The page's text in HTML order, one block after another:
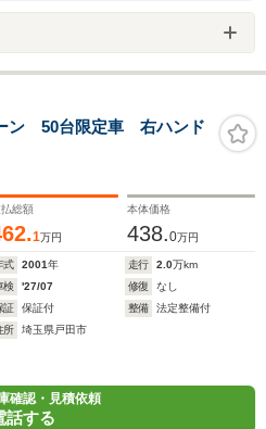
ン 50台限定車 右ハンド
総額
1万円
本体価格
438.0万円
式 2001年 走行 2.0万km
検
'27/07 修復
なし
証
保証付 整備
法定整備付
所
埼玉県戸田市
確認・見積依頼
話する